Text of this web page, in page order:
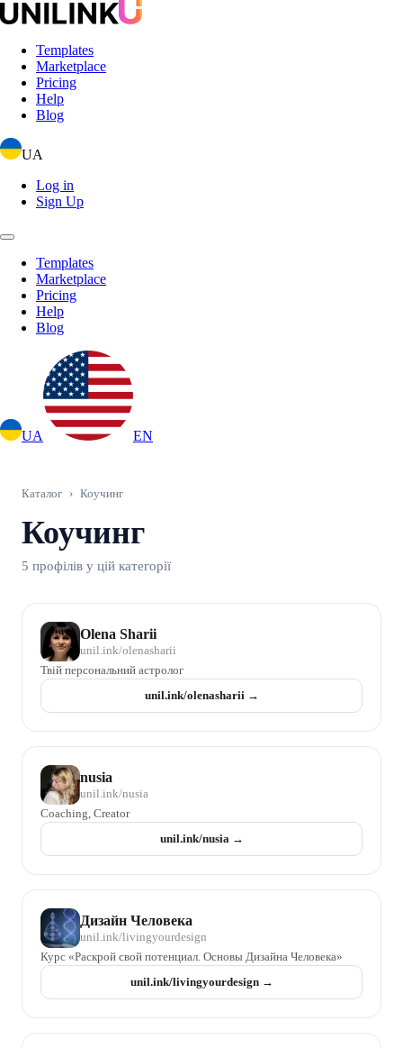
Templates
Marketplace
Pricing
Help
Blog
UA
Log in
Sign Up
Templates
Marketplace
Pricing
Help
Blog
UA EN
Каталог › Коучинг
Коучинг
5 профілів у цій категорії
Olena Sharii
unil.ink/olenasharii
Твій персональний астролог
unil.ink/olenasharii→
nusia
unil.ink/nusia
Coaching, Creator
unil.ink/nusia→
Дизайн Человека
unil.ink/livingyourdesign
Курс «Раскрой свой потенциал. Основы Дизайна Человека»
unil.ink/livingyourdesign→